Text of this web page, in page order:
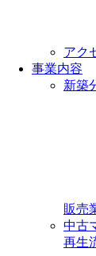
アク
事業内容
新築
販売
中古
再生